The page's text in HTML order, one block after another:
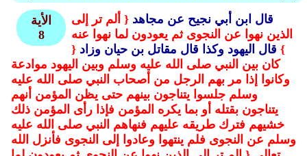
الأية
8
قال ابن أبي نجيح عن مجاهد { ألم تر إلى
الذين نهوا عن النجوى ثم يعودون لما نهوا عنه
} قال اليهود وكذا قال مقاتل بن حيان وزاد {
كان بين النبي صلى الله عليه وسلم وبين اليهود موادعة
وكانوا إذا مر بهم الرجل من أصحاب النبي صلى الله عليه
وسلم جلسوا يتناجون بينهم حتى يظن المؤمن أنهم
يتناجون بقتله أو بما يكره المؤمن فإذا رأى المؤمن ذلك
خشيهم فترك طريقه عليهم فنهاهم النبي صلى الله عليه
وسلم عن النجوى فلم ينتهوا وعادوا إلى النجوى فأنزل الله